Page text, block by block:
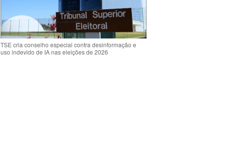
TSE cria conselho especial contra desinformação e
uso indevido de IA nas eleições de 2026